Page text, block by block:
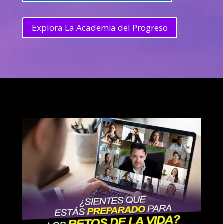
Explora La Academia del Progreso